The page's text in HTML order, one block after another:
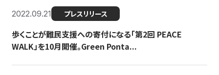
2022.09.21 プレスリリース
歩くことが難民支援への寄付になる「第2回 PEACE
WALK」を10月開催。Green Ponta...